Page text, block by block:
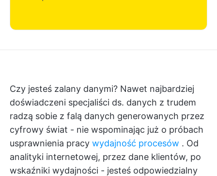
Czy jesteś zalany danymi? Nawet najbardziej
doświadczeni specjaliści ds. danych z trudem
radzą sobie z falą danych generowanych przez
cyfrowy świat - nie wspominając już o próbach
usprawnienia pracy wydajność procesów . Od
analityki internetowej, przez dane klientów, po
wskaźniki wydajności - jesteś odpowiedzialny